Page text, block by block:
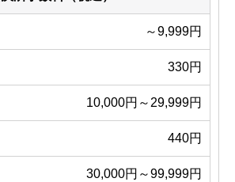
～9,999円
330円
10,000円～29,999円
440円
30,000円～99,999円